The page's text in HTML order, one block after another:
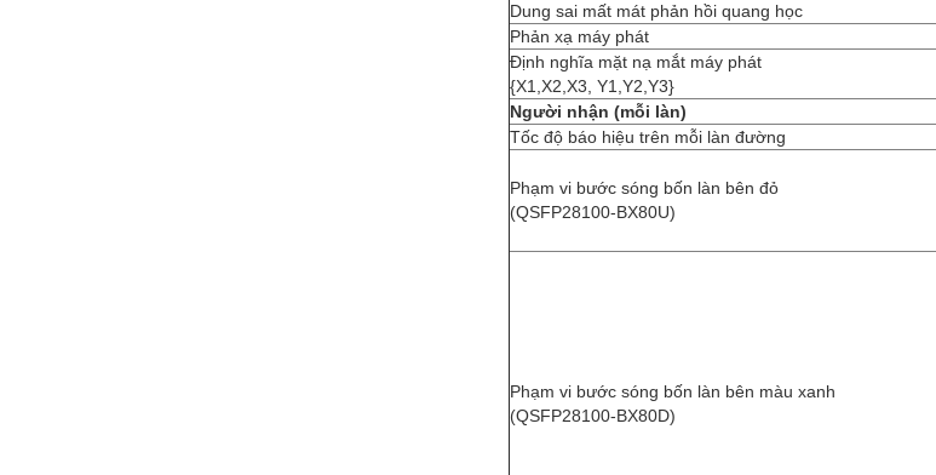
Dung sai mất mát phản hồi quang học
Phản xạ máy phát
Định nghĩa mặt nạ mắt máy phát
{X1,X2,X3, Y1,Y2,Y3}
Người nhận (mỗi làn)
Tốc độ báo hiệu trên mỗi làn đường
Phạm vi bước sóng bốn làn bên đỏ
(QSFP28100-BX80U)
Phạm vi bước sóng bốn làn bên màu xanh
(QSFP28100-BX80D)